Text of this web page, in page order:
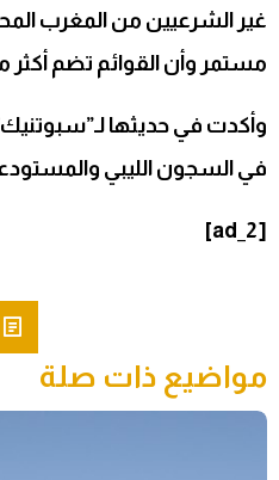
غير الشرعيين من المغرب
مستمر وأن القوائم تضم أكثر من 1500
وأكدت في حديثها
في السجون الليبي
[ad_2]
مواضيع ذات صلة